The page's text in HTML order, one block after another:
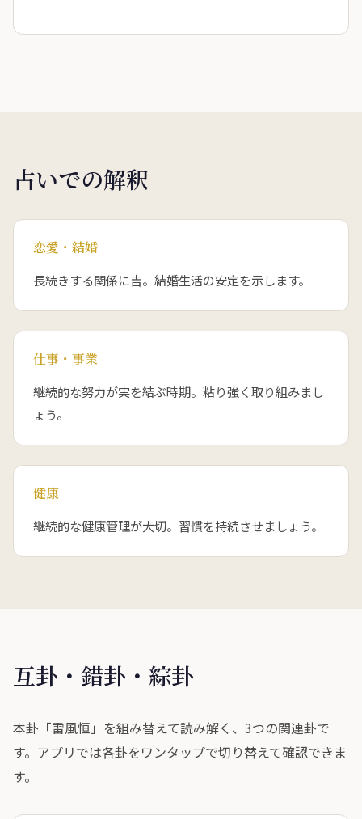
占いでの解釈
恋愛・結婚
長続きする関係に吉。結婚生活の安定を示します。
仕事・事業
継続的な努力が実を結ぶ時期。粘り強く取り組みまし
ょう。
健康
継続的な健康管理が大切。習慣を持続させましょう。
互卦・錯卦・綜卦
本卦「雷風恒」を組み替えて読み解く、3つの関連卦で
す。アプリでは各卦をワンタップで切り替えて確認できま
す。